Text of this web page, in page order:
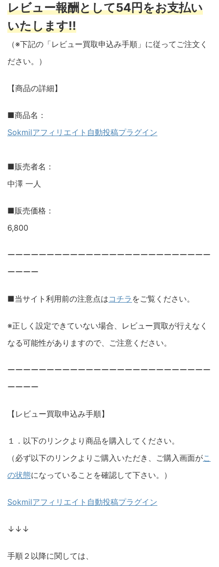
レビュー報酬として54円をお支払い
いたします!!
（※下記の「レビュー買取申込み手順」に従ってご注文く
ださい。）
【商品の詳細】
■商品名：
Sokmilアフィリエイト自動投稿プラグイン
■販売者名：
中澤 一人
■販売価格：
6,800
ーーーーーーーーーーーーーーーーーーーーーーーーーー
ーーーー
■当サイト利用前の注意点はコチラ をご覧ください。
※正しく設定できていない場合、レビュー買取が行えなく
なる可能性がありますので、ご注意ください。
ーーーーーーーーーーーーーーーーーーーーーーーーーー
ーーーー
【レビュー買取申込み手順】
１．以下のリンクより商品を購入してください。
（必ず以下のリンクよりご購入いただき、ご購入画面がこ
の状態になっていることを確認して下さい。）
Sokmilアフィリエイト自動投稿プラグイン
↓↓↓
手順２以降に関しては、